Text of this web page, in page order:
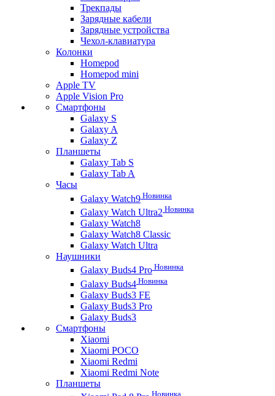
Трекпады
Зарядные кабели
Зарядные устройства
Чехол-клавиатура
Колонки
Homepod
Homepod mini
Apple TV
Apple Vision Pro
Смартфоны
Galaxy S
Galaxy A
Galaxy Z
Планшеты
Galaxy Tab S
Galaxy Tab A
Часы
Galaxy Watch9 Новинка
Galaxy Watch Ultra2 Новинка
Galaxy Watch8
Galaxy Watch8 Classic
Galaxy Watch Ultra
Наушники
Galaxy Buds4 Pro Новинка
Galaxy Buds4 Новинка
Galaxy Buds3 FE
Galaxy Buds3 Pro
Galaxy Buds3
Смартфоны
Xiaomi
Xiaomi POCO
Xiaomi Redmi
Xiaomi Redmi Note
Планшеты
Новинка